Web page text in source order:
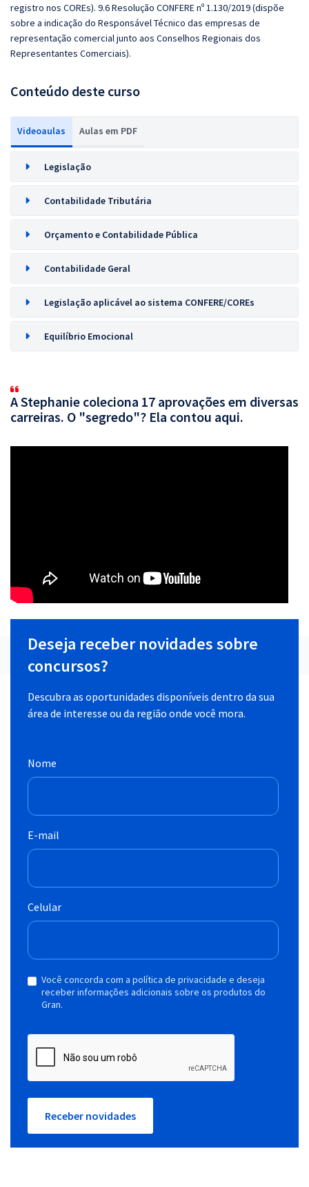
registro nos COREs). 9.6 Resolução CONFERE nº 1.130/2019 (dispõe
sobre a indicação do Responsável Técnico das empresas de
representação comercial junto aos Conselhos Regionais dos
Representantes Comerciais).
Conteúdo deste curso
Videoaulas Aulas em PDF
Legislação
Contabilidade Tributária
Orçamento e Contabilidade Pública
Contabilidade Geral
Legislação aplicável ao sistema CONFERE/COREs
Equilíbrio Emocional
A Stephanie coleciona 17 aprovações em diversas
carreiras. O "segredo"? Ela contou aqui.
Deseja receber novidades sobre
concursos?
Descubra as oportunidades disponíveis dentro da sua
área de interesse ou da região onde você mora.
Nome
E-mail
Celular
Você concorda com a política de privacidade e deseja
receber informações adicionais sobre os produtos do
Gran.
Receber novidades